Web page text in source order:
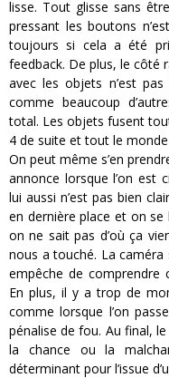
lisse. Tout glisse sans
pressant les boutons
toujours si cela a été
feedback. De plus, le côté
avec les objets n’est
comme beaucoup
total. Les objets fusent
4 de suite et tout le
On peut même s’en
annonce lorsque l’on est
lui aussi n’est pas bien
en dernière place et on
on ne sait pas d’où ça
nous a touché. La
empêche de comprendre
En plus, il y a trop de
comme lorsque l’on
pénalise de fou. Au final,
la chance ou la
déterminant pour l’issue